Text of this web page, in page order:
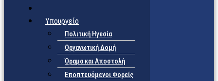
Υπουργείο
Πολιτική Ηγεσία
Οργανωτική Δομή
Όραμα και Αποστολή
Εποπτευόμενοι Φορείς